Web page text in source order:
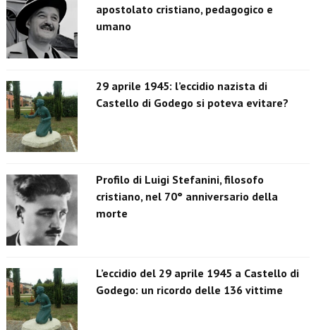
apostolato cristiano, pedagogico e
umano
29 aprile 1945: l’eccidio nazista di
Castello di Godego si poteva evitare?
Profilo di Luigi Stefanini, filosofo
cristiano, nel 70° anniversario della
morte
L’eccidio del 29 aprile 1945 a Castello di
Godego: un ricordo delle 136 vittime